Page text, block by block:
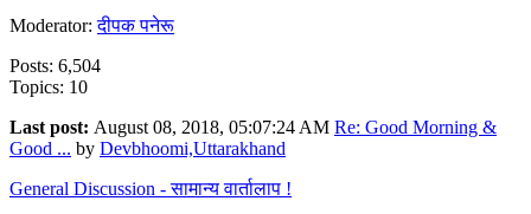
Moderator:दीपक पनेरू
Posts: 6,504
Topics: 10
Last post: August 08, 2018, 05:07:24 AM Re: Good Morning &
Good ... by Devbhoomi,Uttarakhand
General Discussion - सामान्य वार्तालाप !